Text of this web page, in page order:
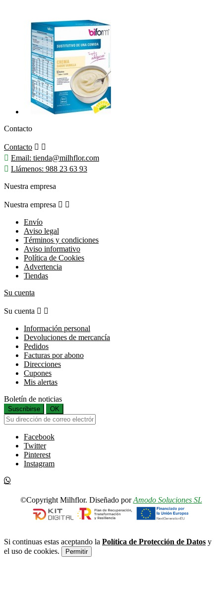
Contacto
Contacto  
 Email: tienda@milhflor.com
 Llámenos: 988 23 63 93
Nuestra empresa
Nuestra empresa  
Envío
Aviso legal
Términos y condiciones
Aviso informativo
Política de Cookies
Advertencia
Tiendas
Su cuenta
Su cuenta  
Información personal
Devoluciones de mercancía
Pedidos
Facturas por abono
Direcciones
Cupones
Mis alertas
Boletín de noticias
Suscribirse OK
Facebook
Twitter
Pinterest
Instagram
©Copyright Milhflor. Diseñado porAmodo Soluciones SL
Si continuas estas aceptando la Política de Protección de Datos y
el uso de cookies.
Permitir